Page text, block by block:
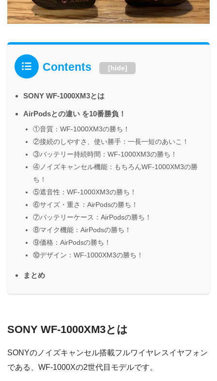
Contents [hide]
SONY WF-1000XM3とは
AirPodsとの違い を10番勝負！
①音質：WF-1000XM3の勝ち！
②接続のしやすさ、使い勝手：一長一短のあいこ！
③バッテリー持続時間：WF-1000XM3の勝ち！
④ノイズキャンセル機能：もちろんWF-1000XM3の勝
ち！
⑤遮音性：WF-1000XM3の勝ち！
⑥サイズ・重さ：AirPodsの勝ち！
⑦バッテリーケース：AirPodsの勝ち！
⑧マイク機能：AirPodsの勝ち！
⑨価格：AirPodsの勝ち！
⑩デザイン：WF-1000XM3の勝ち！
まとめ
SONY WF-1000XM3とは
SONYのノイズキャンセル搭載フルワイヤレスイヤフォン
である、WF-1000Xの2世代目モデルです。